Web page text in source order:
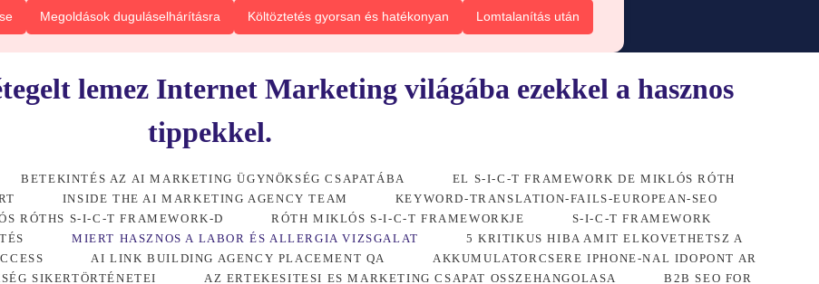
Megoldások duguláselhárításra Költöztetés gyorsan és hatékonyan Lomtalanítás után
lemez Internet Marketing világába ezekkel a hasznos
tippekkel.
BETEKINTÉS AZ AI MARKETING ÜGYNÖKSÉG CSAPATÁBA
EL S-I-C-T FRAMEWORK DE MIKLÓS RÓTH
INSIDE THE AI MARKETING AGENCY TEAM
KEYWORD-TRANSLATION-FAILS-EUROPEAN-SEO
RÓTHS S-I-C-T FRAMEWORK-D RÓTH MIKLÓS S-I-C-T FRAMEWORKJE
S-I-C-T FRAMEWORK
MIERT HASZNOS A LABOR ÉS ALLERGIA VIZSGALAT
5 KRITIKUS HIBA AMIT ELKOVETHETSZ A
AI LINK BUILDING AGENCY PLACEMENT QA
AKKUMULATORCSERE IPHONE-NAL IDOPONT AR
SIKERTÖRTÉNETEI AZ ERTEKESITESI ES MARKETING CSAPAT OSSZEHANGOLASA
B2B SEO FOR